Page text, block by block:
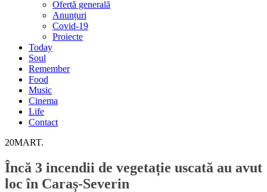
Ofertă generală
Anunțuri
Covid-19
Proiecte
Today
Soul
Remember
Food
Music
Cinema
Life
Contact
20MART.
Încă 3 incendii de vegetație uscată au avut
loc în Caraș-Severin